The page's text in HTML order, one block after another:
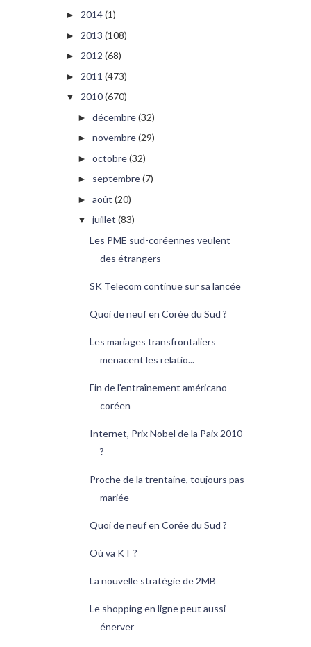
► 2014(1)
► 2013 (108)
► 2012 (68)
► 2011 (473)
▼ 2010(670)
► décembre(32)
► novembre(29)
► octobre(32)
► septembre(7)
► août (20)
▼ juillet (83)
Les PME sud-coréennes veulent
des étrangers
SK Telecom continue sur sa lancée
Quoi de neuf en Corée du Sud ?
Les mariages transfrontaliers
menacent les relatio...
Fin de l'entraînement américano-
coréen
Internet, Prix Nobel de la Paix 2010
?
Proche de la trentaine, toujours pas
mariée
Quoi de neuf en Corée du Sud ?
Où va KT ?
La nouvelle stratégie de 2MB
Le shopping en ligne peut aussi
énerver